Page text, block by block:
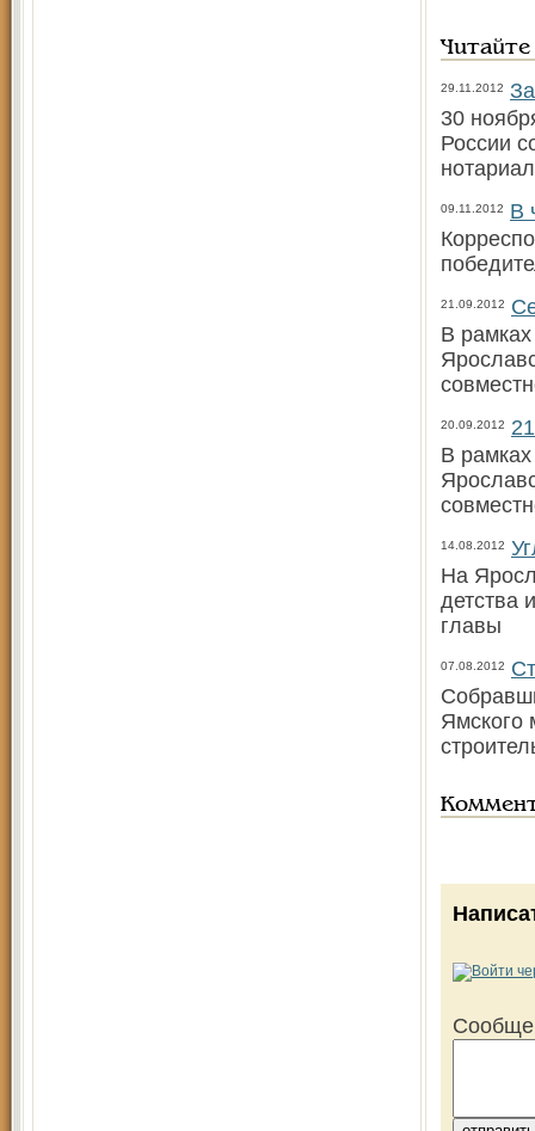
29.11.2012
30
России
09.11.2012
В
21.09.2012
В
20.09.2012
В
14.08.2012
На
детства
главы
07.08.2012
Ямского